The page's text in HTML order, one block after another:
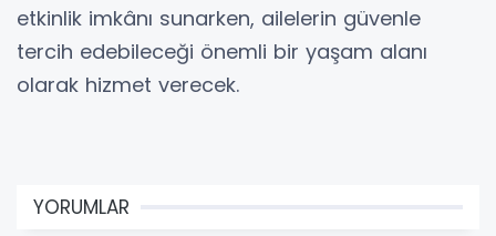
etkinlik imkânı sunarken, ailelerin güvenle
tercih edebileceği önemli bir yaşam alanı
olarak hizmet verecek.
YORUMLAR